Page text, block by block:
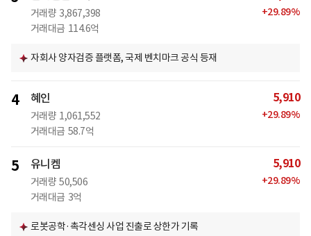
거래량 3,867,398
거래대금 114.6억
+29.89%
자회사 양자검증 플랫폼, 국제 벤치마크 공식 등재
4 혜인
거래량 1,061,552
거래대금 58.7억
5,910
+29.89%
5 유니켐
거래량 50,506
거래대금 3억
5,910
+29.89%
로봇공학·촉각센싱 사업 진출로 상한가 기록